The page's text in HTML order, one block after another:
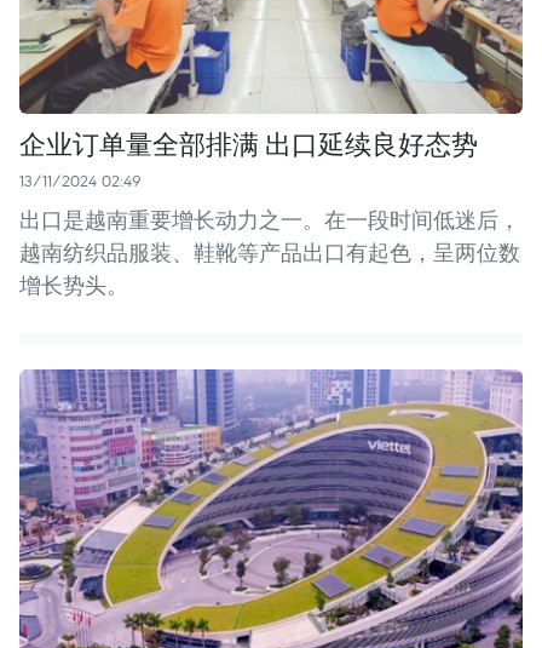
企业订单量全部排满 出口延续良好态势
13/11/2024 02:49
出口是越南重要增长动力之一。在一段时间低迷后，
越南纺织品服装、鞋靴等产品出口有起色，呈两位数
增长势头。